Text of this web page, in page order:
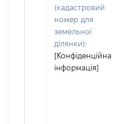
(кадастровий
номер для
земельної
ділянки):
[Конфіденційна
інформація]